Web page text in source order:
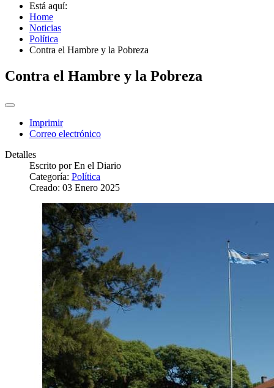
Está aquí:
Home
Noticias
Política
Contra el Hambre y la Pobreza
Contra el Hambre y la Pobreza
Imprimir
Correo electrónico
Detalles
Escrito porEn el Diario
Categoría: Política
Creado: 03 Enero 2025